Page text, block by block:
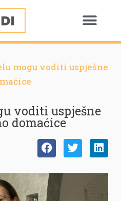
mogu voditi uspješne
voditi uspješne
domaćice